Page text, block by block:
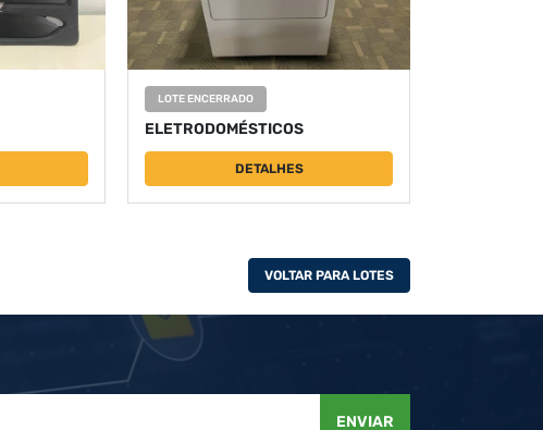
LOTE ENCERRADO
ELETRODOMÉSTICOS
DETALHES
VOLTAR PARA LOTES
ENVIAR